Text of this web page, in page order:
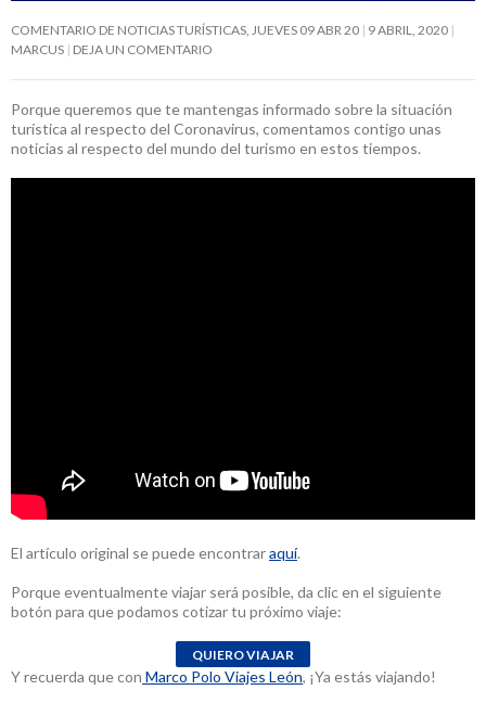
COMENTARIO DE NOTICIAS TURÍSTICAS, JUEVES 09 ABR 20 9 ABRIL, 2020
MARCUS DEJA UN COMENTARIO
Porque queremos que te mantengas informado sobre la situación
turística al respecto del Coronavirus, comentamos contigo unas
noticias al respecto del mundo del turismo en estos tiempos.
El artículo original se puede encontraraquí.
Porque eventualmente viajar será posible, da clic en el siguiente
botón para que podamos cotizar tu próximo viaje:
Y recuerda que con Marco Polo Viajes León, ¡Ya estás viajando!